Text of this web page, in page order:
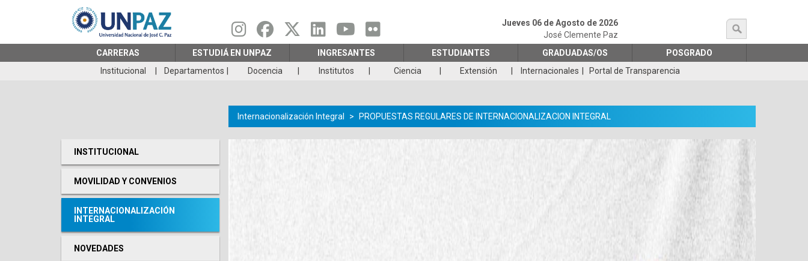
principal
búsqueda
Jueves 06 de Agosto de 2026
José Clemente Paz
CARRERAS
ESTUDIÁ EN UNPAZ INGRESANTES ESTUDIANTES GRADUADAS/OS
POSGRADO
Institucional
Departamentos Docencia Institutos Ciencia Extensión Internacionales Portal de Transparencia
INSTITUCIONAL
MOVILIDAD Y CONVENIOS
INTERNACIONALIZACIÓN
INTEGRAL
NOVEDADES
Internacionalización Integral PROPUESTAS REGULARES DE INTERNACIONALIZACION INTEGRAL